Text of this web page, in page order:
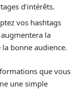
d’intérêts.
vos hashtags
la
bonne audience.
que vous
une simple